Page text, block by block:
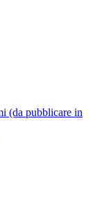
(da pubblicare in